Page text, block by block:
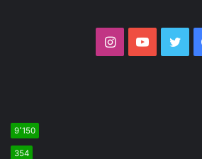
فيسبوك تويتر يوتيوب
9٬150
354